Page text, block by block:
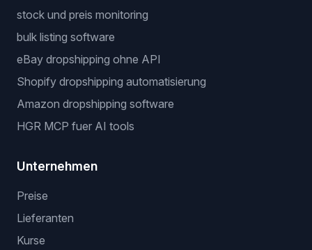
stock und preis monitoring
bulk listing software
eBay dropshipping ohne API
Shopify dropshipping automatisierung
Amazon dropshipping software
HGR MCP fuer AI tools
Unternehmen
Preise
Lieferanten
Kurse